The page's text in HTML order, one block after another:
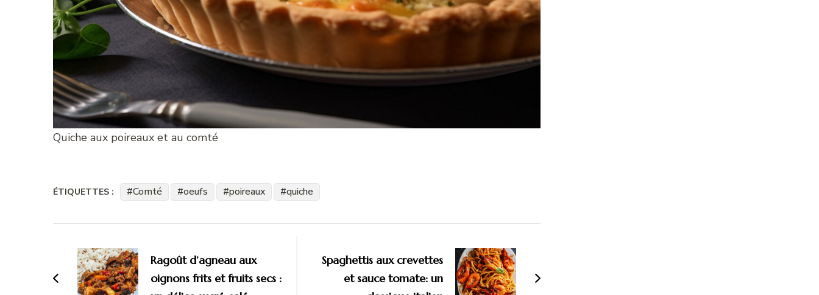
Quiche aux poireaux et au comté
ÉTIQUETTES : Comté oeufs poireaux quiche
d'article
Ragoût d’agneau aux
oignons frits et fruits secs :
Spaghettis aux crevettes
et sauce tomate: un